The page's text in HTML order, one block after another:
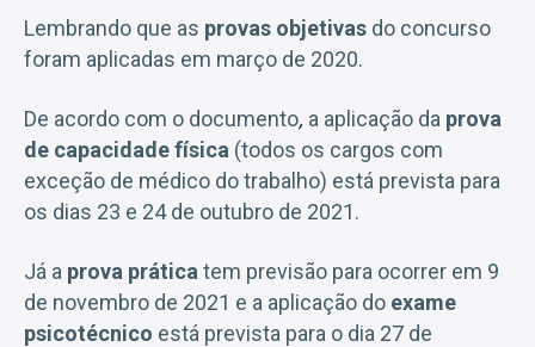
Lembrando que as provas objetivas do concurso
foram aplicadas em março de 2020.
De acordo com o documento, a aplicação da prova
de capacidade física (todos os cargos com
exceção de médico do trabalho) está prevista para
os dias 23 e 24 de outubro de 2021.
Já a prova prática tem previsão para ocorrer em 9
de novembro de 2021 e a aplicação do exame
psicotécnico está prevista para o dia 27 de